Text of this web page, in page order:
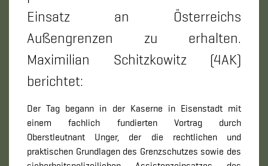
Einsatz an Österreichs
Außengrenzen zu erhalten.
Maximilian Schitzkowitz (4AK)
berichtet:
Der Tag begann in der Kaserne in Eisenstadt mit
einem fachlich fundierten Vortrag durch
Oberstleutnant Unger, der die rechtlichen und
praktischen Grundlagen des Grenzschutzes sowie des